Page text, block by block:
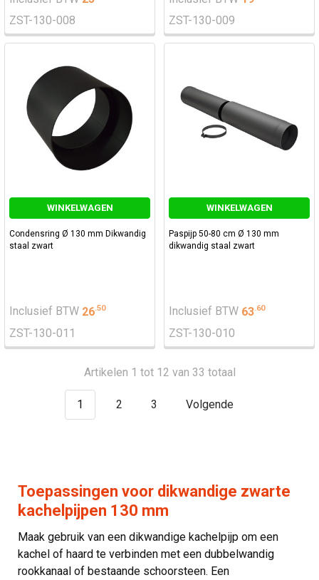
ZST-130-008 ZST-130-009
WINKELWAGEN
Condensring Ø 130 mm Dikwandig
staal zwart
Inclusief BTW 26.50
ZST-130-011
WINKELWAGEN
Paspijp 50-80 cm Ø 130 mm
dikwandig staal zwart
Inclusief BTW 63.60
ZST-130-010
Artikelen 1 tot 12 van 33 totaal
1 2 3 Volgende
Toepassingen voor dikwandige zwarte
kachelpijpen 130 mm
Maak gebruik van een dikwandige kachelpijp om een
kachel of haard te verbinden met een dubbelwandig
rookkanaal of bestaande schoorsteen. Een